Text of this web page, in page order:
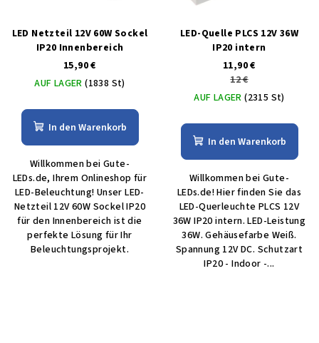
LED Netzteil 12V 60W Sockel
IP20 Innenbereich
15,90 €
AUF LAGER(1838 St)
In den Warenkorb
Willkommen bei Gute-
LEDs.de, Ihrem Onlineshop für
LED-Beleuchtung! Unser LED-
Netzteil 12V 60W Sockel IP20
für den Innenbereich ist die
perfekte Lösung für Ihr
Beleuchtungsprojekt.
LED-Quelle PLCS 12V 36W
IP20 intern
11,90 €
12 €
AUF LAGER(2315 St)
In den Warenkorb
Willkommen bei Gute-
LEDs.de! Hier finden Sie das
LED-Quer­leuch­te PLCS 12V
36W IP20 intern. LED-Leistung
36W. Gehäusefarbe Weiß.
Spannung 12V DC. Schutzart
IP20 - Indoor -...